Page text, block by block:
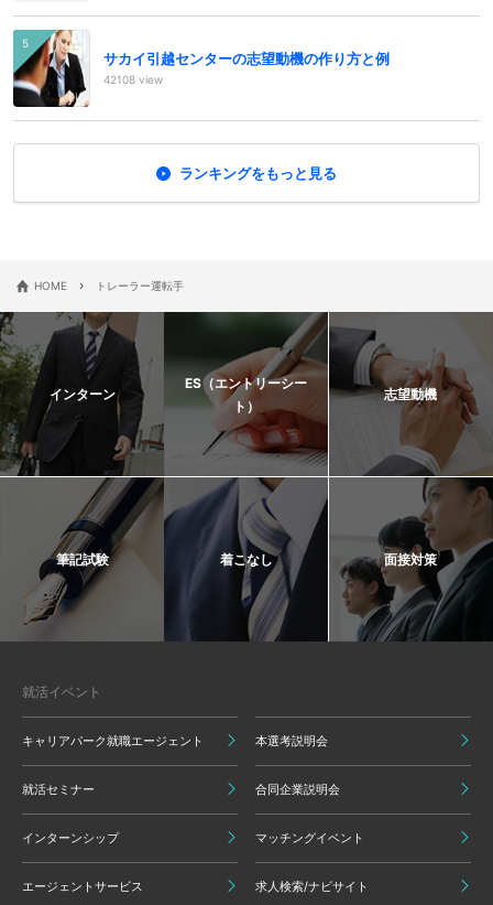
サカイ引越センターの志望動機の作り方と例
42108 view
ランキングをもっと見る
HOME › トレーラー運転手
インターン
ES（エントリーシー
ト）
志望動機
筆記試験 着こなし 面接対策
就活イベント
キャリアパーク就職エージェント 本選考説明会
就活セミナー 合同企業説明会
インターンシップ マッチングイベント
エージェントサービス 求人検索/ナビサイト